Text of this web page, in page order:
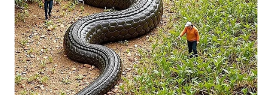
WN
DANAU
TOBA
WN
NIAS